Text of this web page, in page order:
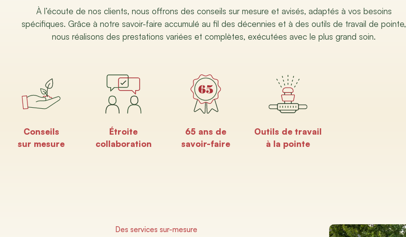
À l’écoute de nos clients, nous offrons des conseils sur mesure et avisés, adaptés à vos besoins
spécifiques. Grâce à notre savoir-faire accumulé au fil des décennies et à des outils de travail de pointe,
nous réalisons des prestations variées et complètes, exécutées avec le plus grand soin.
Conseils
sur mesure
Étroite
collaboration
65 ans de
savoir-faire
Outils de travail
à la pointe
Des services sur-mesure